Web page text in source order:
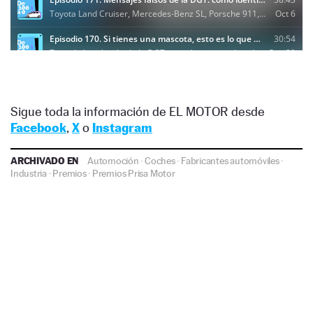
Sigue toda la información de EL MOTOR desde
Facebook, Xo Instagram
ARCHIVADO EN Automoción ·Coches· Fabricantes automóviles·
Industria·Premios· Premios Prisa Motor